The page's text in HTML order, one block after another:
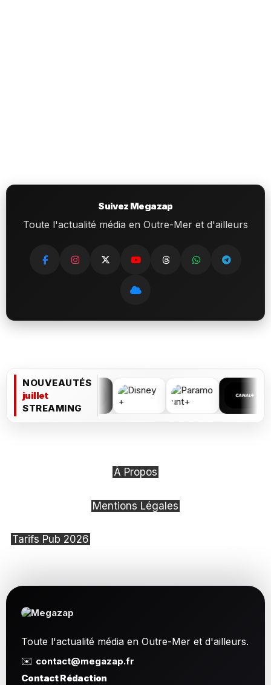
Suivez Megazap
Toute l'actualité média en Outre-Mer et d'ailleurs
NOUVEAUTÉS
juillet
STREAMING
À Propos
Mentions Légales
Tarifs Pub 2026
Toute l'actualité média en Outre-Mer et d'ailleurs.
✉️ contact@megazap.fr
Contact Rédaction